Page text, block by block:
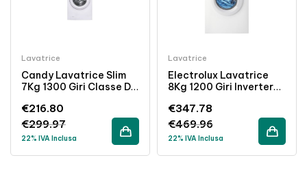
Lavatrice
Candy Lavatrice Slim
7Kg 1300 Giri Classe D
Inossidabile
€299.97
€216.80
22% IVA Inclusa
Lavatrice
Electrolux Lavatrice
8Kg 1200 Giri Inverter
A
€469.96
€347.78
22% IVA Inclusa